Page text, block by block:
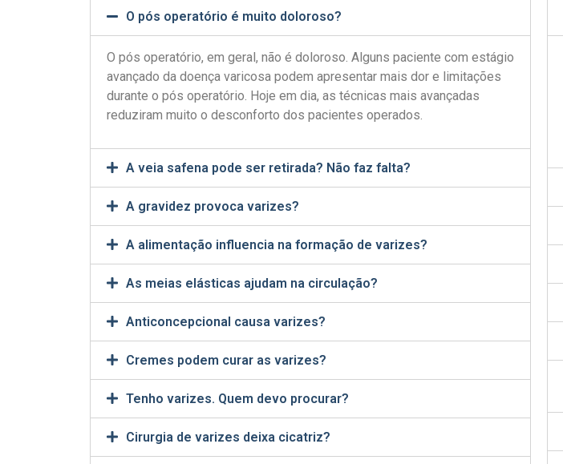
O pós operatório é muito doloroso?
O pós operatório, em geral, não é doloroso. Alguns paciente com estágio
avançado da doença varicosa podem apresentar mais dor e limitações
durante o pós operatório. Hoje em dia, as técnicas mais avançadas
reduziram muito o desconforto dos pacientes operados.
A veia safena pode ser retirada? Não faz falta?
A gravidez provoca varizes?
A alimentação influencia na formação de varizes?
As meias elásticas ajudam na circulação?
Anticoncepcional causa varizes?
Cremes podem curar as varizes?
Tenho varizes. Quem devo procurar?
Cirurgia de varizes deixa cicatriz?